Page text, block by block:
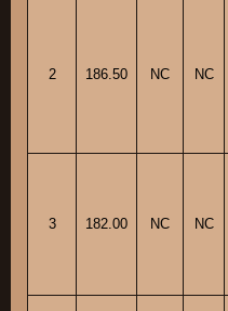
2 186.50 NC NC
3 182.00 NC NC